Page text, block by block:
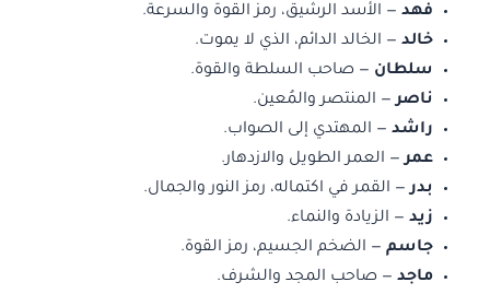
فهد — الأسد الرشيق، رمز القوة والسرعة.
خالد — الخالد الدائم، الذي لا يموت.
سلطان — صاحب السلطة والقوة.
ناصر— المنتصر والمُعين.
راشد — المهتدي إلى الصواب.
عمر— العمر الطويل والازدهار.
بدر— القمر في اكتماله، رمز النور والجمال.
زيد — الزيادة والنماء.
جاسم — الضخم الجسيم، رمز القوة.
ماجد — صاحب المجد والشرف.